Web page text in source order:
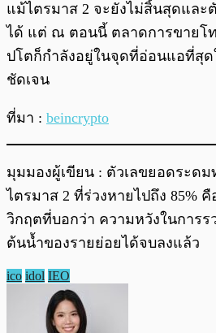
แม้ไตรมาส 2 จะยังไม่สิ้นสุดและ
ได้ แต่ ณ ตอนนี้ ตลาดการขายโ
ปโตก็กำลังอยู่ในจุดที่อ่อนแอที่สุด
ชัดเจน
ที่มา : beincrypto
มุมมองผู้เขียน : ตัวเลขยอดระด
ไตรมาส 2 ที่ร่วงหายไปถึง 85%
วิกฤตที่บอกว่า ความหวังในการ
ต้นน้ำของรายย่อยได้จบลงแล้ว
ico idol IEO